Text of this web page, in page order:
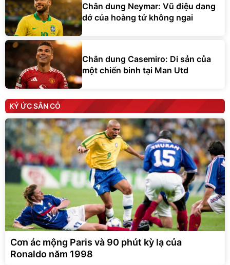
Chân dung Neymar: Vũ điệu dang
dở của hoàng tử không ngai
Chân dung Casemiro: Di sản của
một chiến binh tại Man Utd
KÝ ỨC SÂN CỎ
Cơn ác mộng Paris và 90 phút kỳ lạ của
Ronaldo năm 1998